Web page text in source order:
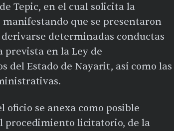
Tepic, en el cual solicita la
que se presentaron
determinadas conductas
en la Ley de
del Estado de Nayarit, así como las
oficio se anexa como posible
procedimiento licitatorio, de la